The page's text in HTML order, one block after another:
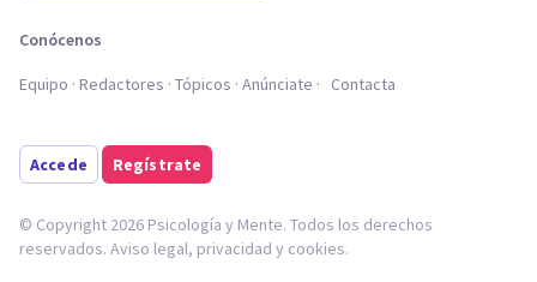
Conócenos
Equipo Redactores Tópicos Anúnciate Contacta
Accede Regístrate
© Copyright 2026 Psicología y Mente. Todos los derechos
reservados. Aviso legal, privacidad y cookies.